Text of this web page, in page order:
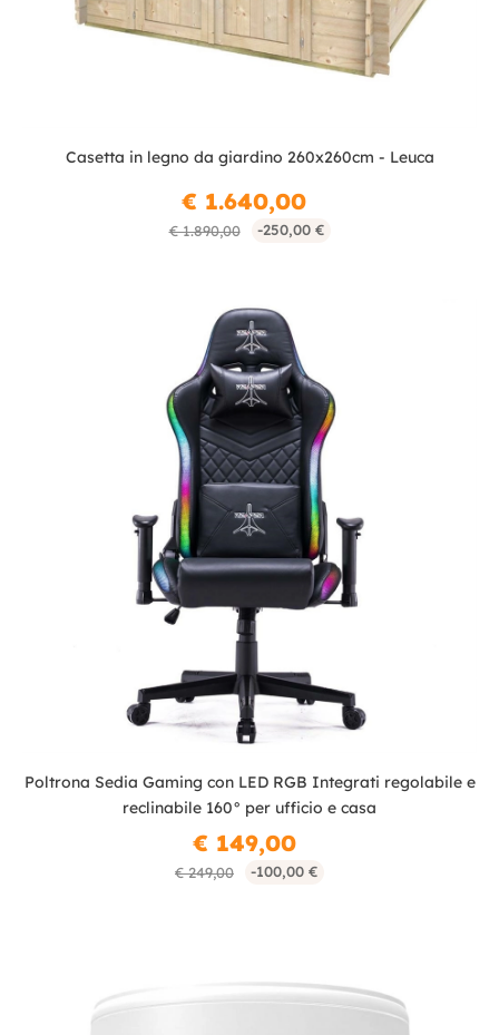
Casetta in legno da giardino 260x260cm - Leuca
€ 1.890,00 -250,00 €
€ 1.640,00
Poltrona Sedia Gaming con LED RGB Integrati regolabile e
reclinabile 160° per ufficio e casa
€ 249,00 -100,00 €
€ 149,00